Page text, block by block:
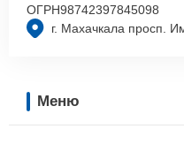
г. Махачкала просп.
ОГРН98742397845098
Меню